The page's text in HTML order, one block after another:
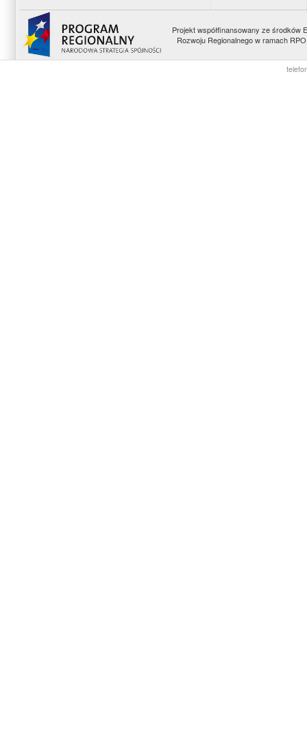
Projekt współfinansowany ze środków
Rozwoju Regionalnego w ramach